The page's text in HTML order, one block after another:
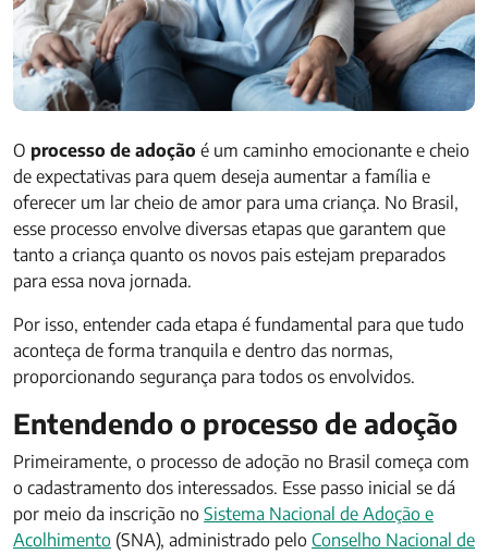
O processo de adoção é um caminho emocionante e cheio
de expectativas para quem deseja aumentar a família e
oferecer um lar cheio de amor para uma criança. No Brasil,
esse processo envolve diversas etapas que garantem que
tanto a criança quanto os novos pais estejam preparados
para essa nova jornada.
Por isso, entender cada etapa é fundamental para que tudo
aconteça de forma tranquila e dentro das normas,
proporcionando segurança para todos os envolvidos.
Entendendo o processo de adoção
Primeiramente, o processo de adoção no Brasil começa com
o cadastramento dos interessados. Esse passo inicial se dá
por meio da inscrição no Sistema Nacional de Adoção e
Acolhimento (SNA), administrado pelo Conselho Nacional de